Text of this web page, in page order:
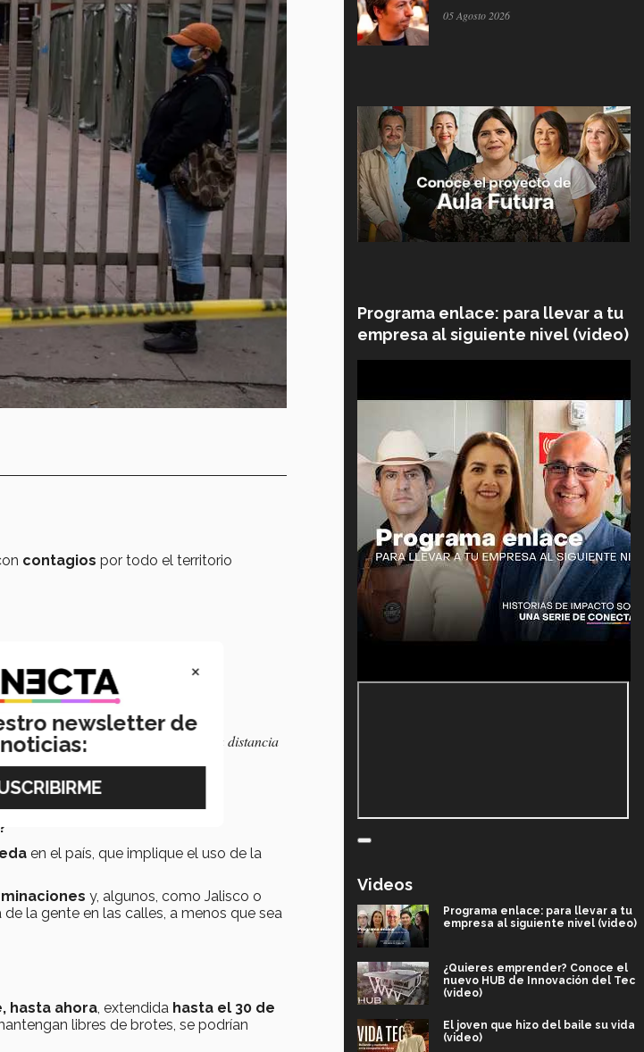
contagios por todo el territorio
las medidas de quedarse en casa, sana distancia
de pacientes contagiados
en el país, que implique el uso de la
y, algunos, como Jalisco o
la gente en las calles, a menos que sea
hasta ahora, extendida hasta el 30 de
libres de brotes, se podrían
05 Agosto 2026
Programa enlace: para llevar a tu
empresa al siguiente nivel (video)
Videos
Programa enlace: para llevar a tu
empresa al siguiente nivel (video)
¿Quieres emprender? Conoce el
nuevo HUB de Innovación del Tec
(video)
El joven que hizo del baile su vida
(video)
×
newsletter de
noticias: